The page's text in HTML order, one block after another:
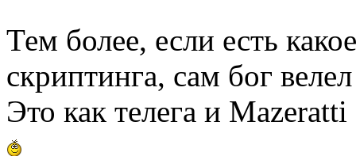
Тем более, если есть
скриптинга, сам бог
Это как телега и